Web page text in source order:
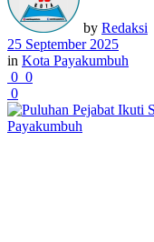
by Redaksi
25 September 2025
in Kota Payakumbuh
0 0
0